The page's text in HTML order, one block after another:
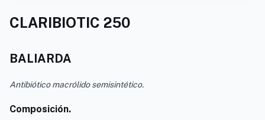
CLARIBIOTIC 250
BALIARDA
Antibiótico macrólido semisintético.
Composición.